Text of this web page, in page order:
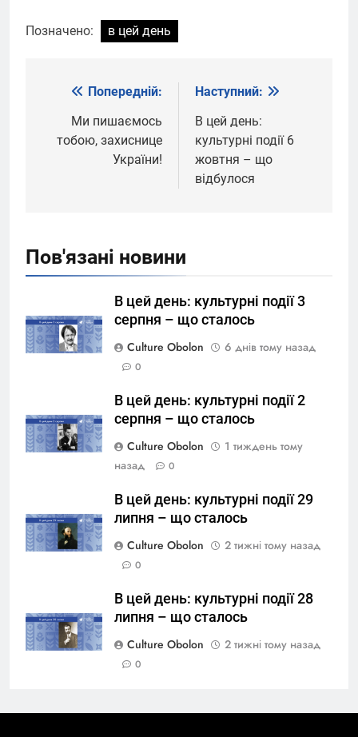
Позначено: в цей день
Навігація
записів
Попередній:
Ми пишаємось
тобою, захиснице
України!
Наступний:
В цей день:
культурні події 6
жовтня – що
відбулося
Пов'язані новини
В цей день: культурні події 3
серпня – що сталось
Culture Obolon
6 днів тому назад
0
В цей день: культурні події 2
серпня – що сталось
Culture Obolon
1 тиждень тому
назад
0
В цей день: культурні події 29
липня – що сталось
Culture Obolon
2 тижні тому назад
0
В цей день: культурні події 28
липня – що сталось
Culture Obolon
2 тижні тому назад
0